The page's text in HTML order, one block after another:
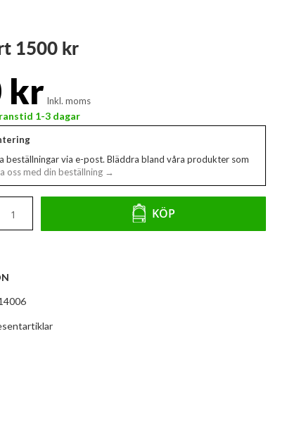
1500 kr
kr Inkl. moms
1-3 dagar
beställningar via e-post. Bläddra bland våra produkter som
oss med din beställning →
KÖP